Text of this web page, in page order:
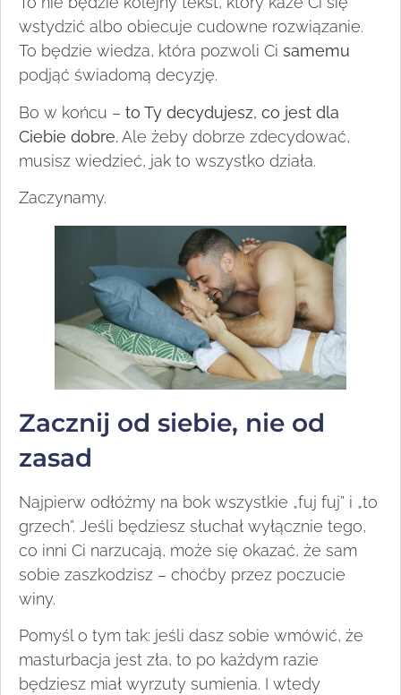
wstydzić albo obiecuje cudowne rozwiązanie.
To będzie wiedza, która pozwoli Ci samemu
podjąć świadomą decyzję.
Bo w końcu – to Ty decydujesz, co jest dla
Ciebie dobre.Ale żeby dobrze zdecydować,
musisz wiedzieć, jak to wszystko działa.
Zaczynamy.
Zacznij od siebie, nie od
zasad
Najpierw odłóżmy na bok wszystkie „fuj fuj” i „to
grzech”. Jeśli będziesz słuchał wyłącznie tego,
co inni Ci narzucają, może się okazać, że sam
sobie zaszkodzisz – choćby przez poczucie
winy.
Pomyśl o tym tak: jeśli dasz sobie wmówić, że
masturbacja jest zła, to po każdym razie
będziesz miał wyrzuty sumienia. I wtedy